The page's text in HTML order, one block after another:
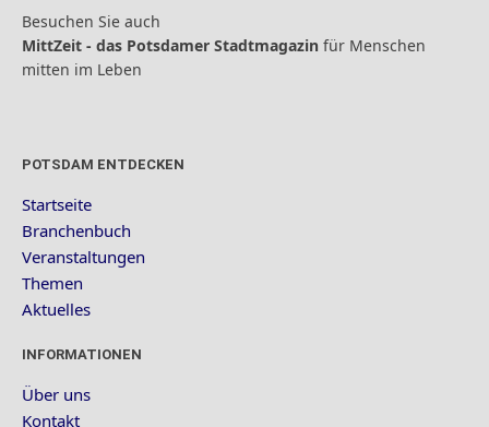
Besuchen Sie auch
MittZeit - das Potsdamer Stadtmagazin für Menschen
mitten im Leben
POTSDAM ENTDECKEN
Startseite
Branchenbuch
Veranstaltungen
Themen
Aktuelles
INFORMATIONEN
Über uns
Kontakt